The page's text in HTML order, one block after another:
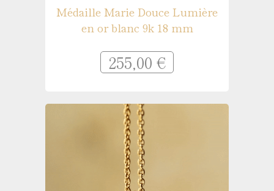
Médaille Marie Douce Lumière
en or blanc 9k 18 mm
255,00 €